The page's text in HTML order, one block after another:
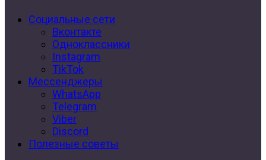
Социальные сети
Вконтакте
Одноклассники
Instagram
TikTok
Мессенджеры
WhatsApp
Telegram
Viber
Discord
Полезные советы